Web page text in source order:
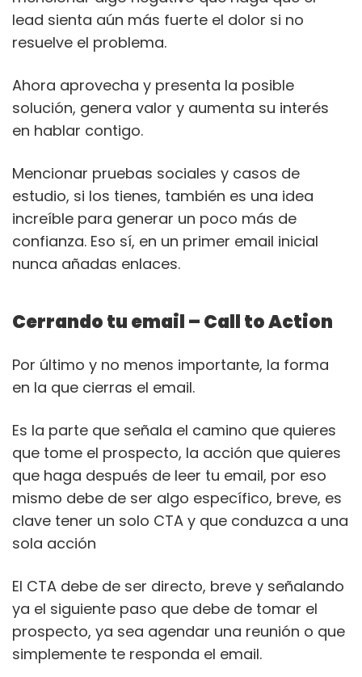
lead sienta aún más fuerte el dolor si no
resuelve el problema.
Ahora aprovecha y presenta la posible
solución, genera valor y aumenta su interés
en hablar contigo.
Mencionar pruebas sociales y casos de
estudio, si los tienes, también es una idea
increíble para generar un poco más de
confianza. Eso sí, en un primer email inicial
nunca añadas enlaces.
Cerrando tu email – Call to Action
Por último y no menos importante, la forma
en la que cierras el email.
Es la parte que señala el camino que quieres
que tome el prospecto, la acción que quieres
que haga después de leer tu email, por eso
mismo debe de ser algo específico, breve, es
clave tener un solo CTA y que conduzca a una
sola acción
El CTA debe de ser directo, breve y señalando
ya el siguiente paso que debe de tomar el
prospecto, ya sea agendar una reunión o que
simplemente te responda el email.